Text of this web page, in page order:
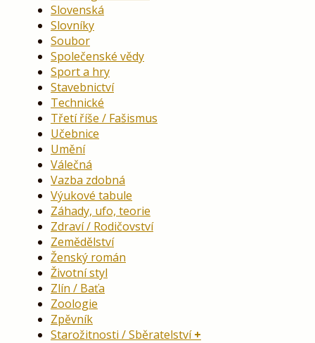
Slovenská
Slovníky
Soubor
Společenské vědy
Sport a hry
Stavebnictví
Technické
Třetí říše / Fašismus
Učebnice
Umění
Válečná
Vazba zdobná
Výukové tabule
Záhady, ufo, teorie
Zdraví / Rodičovství
Zemědělství
Ženský román
Životní styl
Zlín / Baťa
Zoologie
Zpěvník
Starožitnosti / Sběratelství